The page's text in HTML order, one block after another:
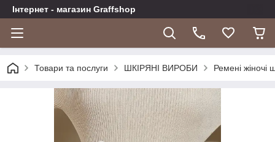
Інтернет - магазин Graffshop
Товари та послуги ШКІРЯНІ ВИРОБИ Ремені жіночі